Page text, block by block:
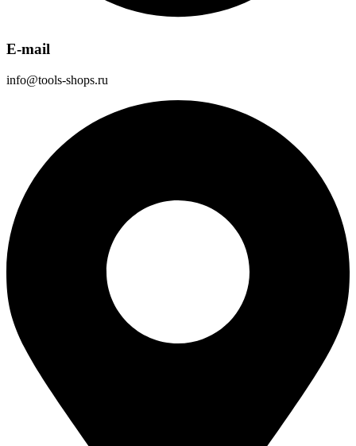
E-mail
info@tools-shops.ru